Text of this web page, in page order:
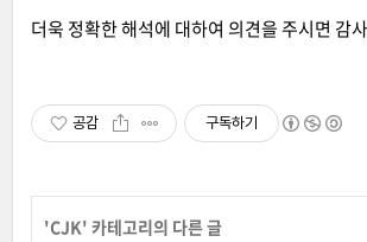
더욱 정확한 해석에 대하여 의견을 주시면 감
공감 구독하기
'CJK' 카테고리의 다른 글